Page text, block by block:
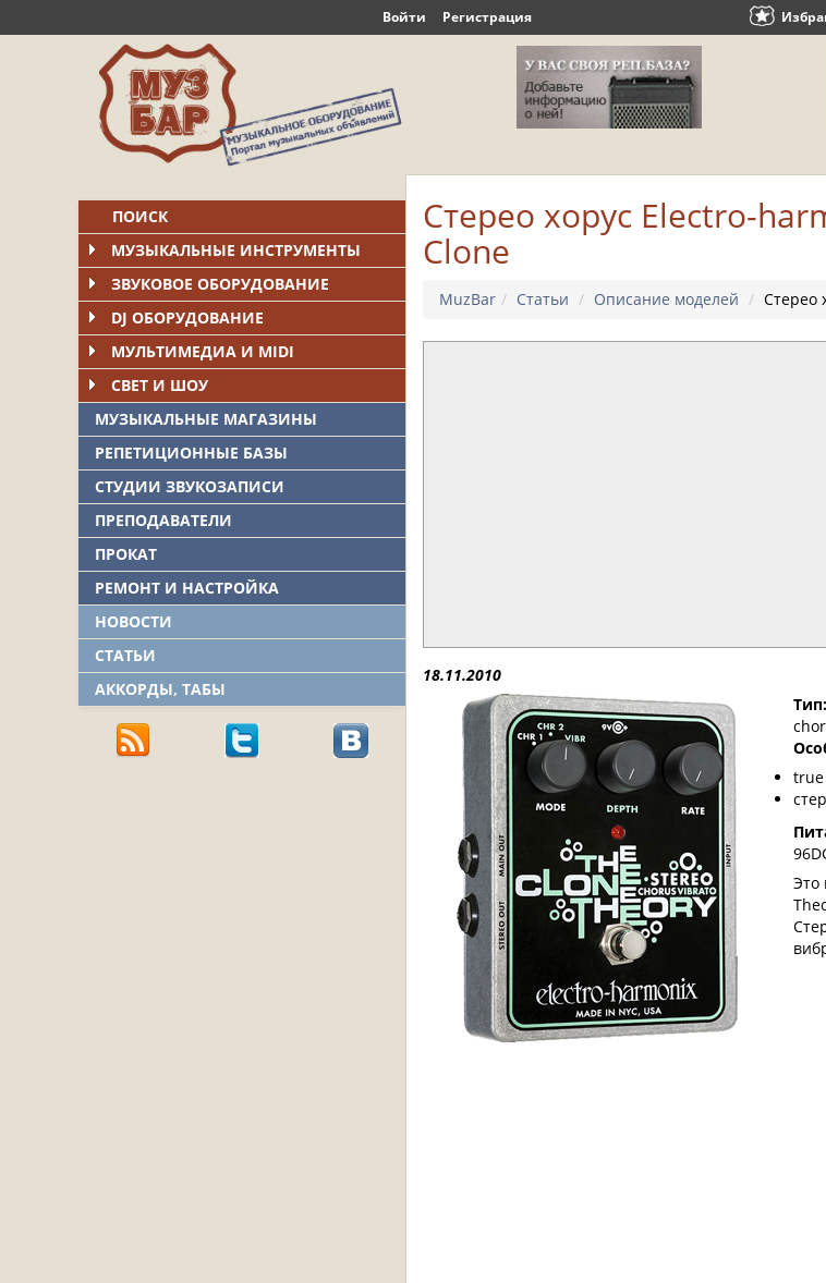
Войти Регистрация
ПОИСК
МУЗЫКАЛЬНЫЕ ИНСТРУМЕНТЫ
ЗВУКОВОЕ ОБОРУДОВАНИЕ
DJ ОБОРУДОВАНИЕ
МУЛЬТИМЕДИА И MIDI
СВЕТ И ШОУ
МУЗЫКАЛЬНЫЕ МАГАЗИНЫ
РЕПЕТИЦИОННЫЕ БАЗЫ
СТУДИИ ЗВУКОЗАПИСИ
ПРЕПОДАВАТЕЛИ
ПРОКАТ
РЕМОНТ И НАСТРОЙКА
НОВОСТИ
СТАТЬИ
АККОРДЫ, ТАБЫ
Стерео хорус Electro-
Clone
MuzBar Статьи Описание моделей Стерео
18.11.2010
Тип:
true
Это